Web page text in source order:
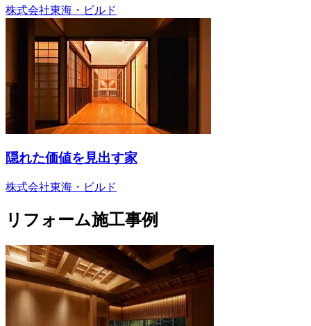
株式会社東海・ビルド
隠れた価値を見出す家
株式会社東海・ビルド
リフォーム施工事例